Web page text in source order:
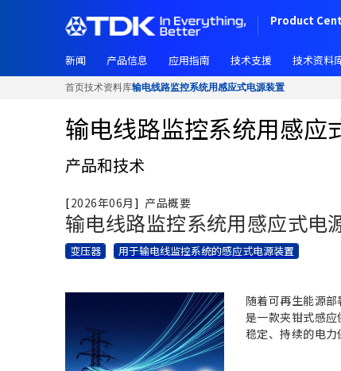
要
Product
新闻 产品信息 应用指南 技术支援 技术资料
首页技术资料库输电线路监控系统用感应式电源装置
输电线路监控系统用感应
产品和技术
[2026年06月 ] 产品概要
输电线路监控系统用感应式电
变压器 用于输电线监控系统的感应式电源装置
随着可再生能源
是一款夹钳式感
稳定、持续的电力